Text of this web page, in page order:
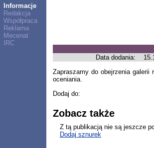
Informacje
Redakcja
Współpraca
Reklama
Mecenat
IRC
Data dodania:
Zapraszamy do obejrzenia galerii
oceniania.
Dodaj do:
Zobacz także
Z tą publikacją nie są jeszcze
Dodaj sznurek